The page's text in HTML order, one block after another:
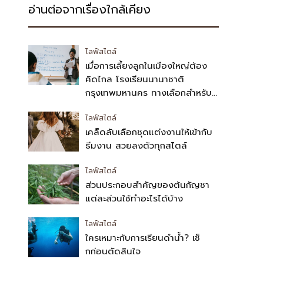
อ่านต่อจากเรื่องใกล้เคียง
ไลฟ์สไตล์
เมื่อการเลี้ยงลูกในเมืองใหญ่ต้อง
คิดไกล โรงเรียนนานาชาติ
กรุงเทพมหานคร ทางเลือกสำหรับ
ไลฟ์สไตล์
เคล็ดลับเลือกชุดแต่งงานให้เข้ากับ
ธีมงาน สวยลงตัวทุกสไตล์
ไลฟ์สไตล์
ส่วนประกอบสำคัญของต้นกัญชา
แต่ละส่วนใช้ทำอะไรได้บ้าง
ไลฟ์สไตล์
ใครเหมาะกับการเรียนดำน้ำ? เช็
กก่อนตัดสินใจ